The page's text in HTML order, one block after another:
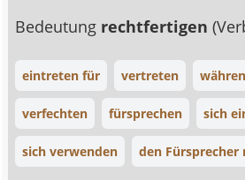
Bedeutung rechtfertigen
eintreten für vertreten währen
verfechten fürsprechen sich
sich verwenden den Fürsprecher